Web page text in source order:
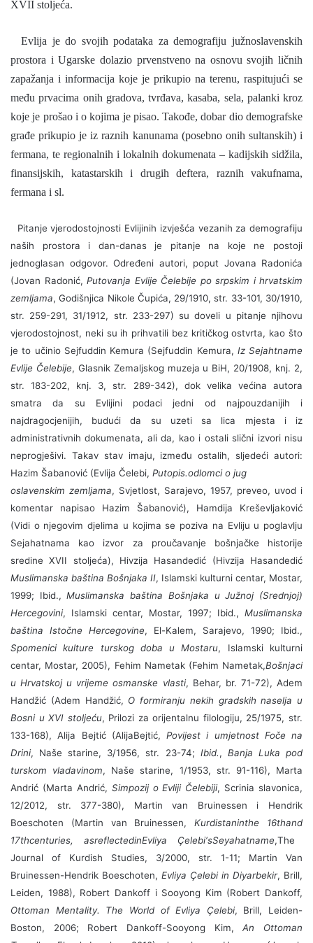
XVII stoljeća.
Evlija je do svojih podataka za demografiju južnoslavenskih
prostora i Ugarske dolazio prvenstveno na osnovu svojih ličnih
zapažanja i informacija koje je prikupio na terenu, raspitujući se
među prvacima onih gradova, tvrđava, kasaba, sela, palanki kroz
koje je prošao i o kojima je pisao. Takođe, dobar dio demografske
građe prikupio je iz raznih kanunama (posebno onih sultanskih) i
fermana, te regionalnih i lokalnih dokumenata – kadijskih sidžila,
finansijskih, katastarskih i drugih deftera, raznih vakufnama,
fermana i sl.
Pitanje vjerodostojnosti Evlijinih izvješća vezanih za demografiju
naših prostora i dan-danas je pitanje na koje ne postoji
jednoglasan odgovor. Određeni autori, poput Jovana Radonića
(Jovan Radonić, Putovanja Evlije Čelebije po srpskim i hrvatskim
zemljama, Godišnjica Nikole Čupića, 29/1910, str. 33-101, 30/1910,
str. 259-291, 31/1912, str. 233-297) su doveli u pitanje njihovu
vjerodostojnost, neki su ih prihvatili bez kritičkog ostvrta, kao što
je to učinio Sejfuddin Kemura (Sejfuddin Kemura, Iz Sejahtname
Evlije Čelebije, Glasnik Zemaljskog muzeja u BiH, 20/1908, knj. 2,
str. 183-202, knj. 3, str. 289-342), dok velika većina autora
smatra da su Evlijini podaci jedni od najpouzdanijih i
najdragocjenijih, budući da su uzeti sa lica mjesta i iz
administrativnih dokumenata, ali da, kao i ostali slični izvori nisu
neprogješivi. Takav stav imaju, između ostalih, sljedeći autori:
Hazim Šabanović (Evlija Čelebi, Putopis.odlomci o jug
oslavenskim zemljama, Svjetlost, Sarajevo, 1957, preveo, uvod i
komentar napisao Hazim Šabanović), Hamdija Kreševljaković
(Vidi o njegovim djelima u kojima se poziva na Evliju u poglavlju
Sejahatnama kao izvor za proučavanje bošnjačke historije
sredine XVII stoljeća), Hivzija Hasandedić (Hivzija Hasandedić
Muslimanska baština Bošnjaka II, Islamski kulturni centar, Mostar,
1999; Ibid.,Muslimanska baština Bošnjaka u Južnoj (Srednjoj)
Hercegovini, Islamski centar, Mostar, 1997; Ibid., Muslimanska
baština Istočne Hercegovine, El-Kalem, Sarajevo, 1990; Ibid.,
Spomenici kulture turskog doba u Mostaru, Islamski kulturni
centar, Mostar, 2005), Fehim Nametak (Fehim Nametak,Bošnjaci
u Hrvatskoj u vrijeme osmanske vlasti, Behar, br. 71-72), Adem
Handžić (Adem Handžić, O formiranju nekih gradskih naselja u
Bosni u XVI stoljeću, Prilozi za orijentalnu filologiju, 25/1975, str.
133-168), Alija Bejtić (AlijaBejtić, Povijest i umjetnost Foče na
Drini, Naše starine, 3/1956, str. 23-74; Ibid., Banja Luka pod
turskom vladavinom, Naše starine, 1/1953, str. 91-116), Marta
Andrić (Marta Andrić, Simpozij o Evliji Čelebiji, Scrinia slavonica,
12/2012, str. 377-380), Martin van Bruinessen i Hendrik
Boeschoten (Martin van Bruinessen,Kurdistaninthe 16thand
17thcenturies, asreflectedinEvliya Çelebi‘sSeyahatname,The
Journal of Kurdish Studies, 3/2000, str. 1-11; Martin Van
Bruinessen-Hendrik Boeschoten, Evliya Çelebi in Diyarbekir, Brill,
Leiden, 1988), Robert Dankoff i Sooyong Kim (Robert Dankoff,
Ottoman Mentality. The World of Evliya Çelebi, Brill, Leiden-
Boston, 2006; Robert Dankoff-Sooyong Kim,An Ottoman